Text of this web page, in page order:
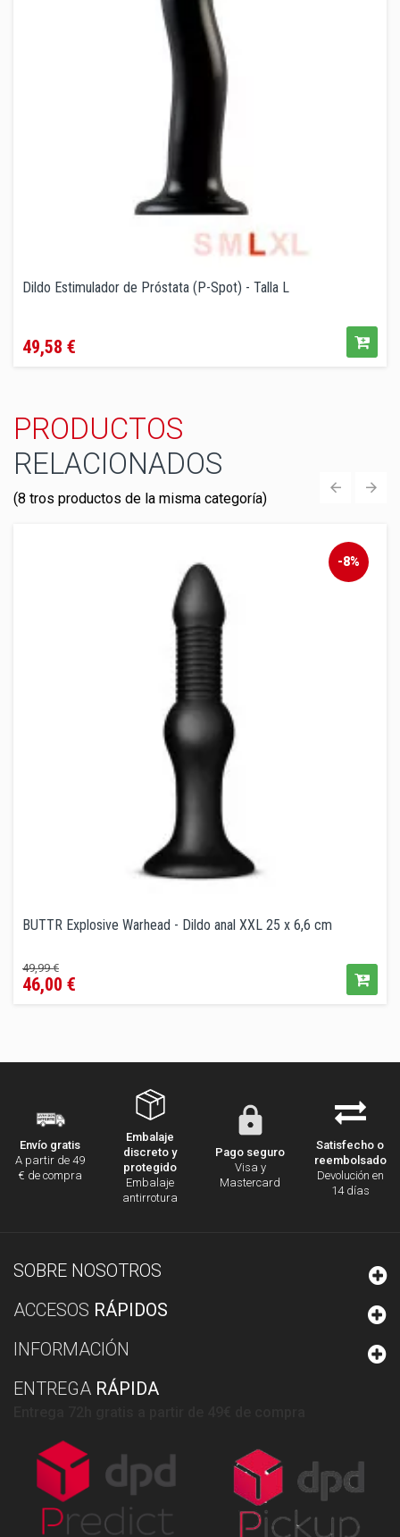
Dildo Estimulador de Próstata (P-Spot) - Talla L
49,58 €
PRODUCTOS
RELACIONADOS
(8 tros productos de la misma categoría)
-8%
BUTTR Explosive Warhead - Dildo anal XXL 25 x 6,6 cm
Precio
regular
49,99 €Precio
46,00 €
Envío gratis
A partir de 49
€ de compra
Embalaje
discreto y
protegido
Embalaje
antirrotura
Pago seguro
Visa y
Mastercard
Satisfecho o
reembolsado
Devolución en
14 días
SOBRE NOSOTROS
ACCESOS RÁPIDOS
INFORMACIÓN
ENTREGA RÁPIDA